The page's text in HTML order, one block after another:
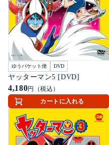
ゆうパケット便 DVD
ヤッターマン5 [DVD]
4,180円（税込）
カートに入れる